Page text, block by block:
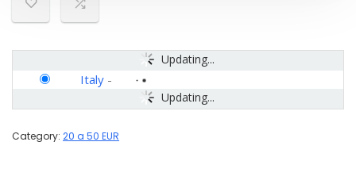
Updating...
Updating...
Italy -
Category: 20 a 50 EUR